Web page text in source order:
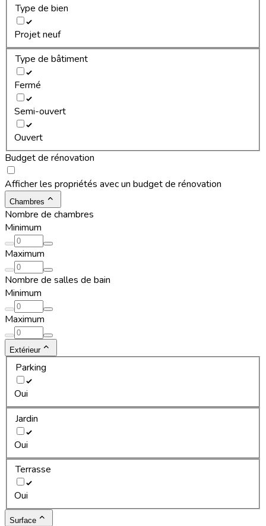
Type de bien
Projet neuf
Type de bâtiment
Fermé
Semi-ouvert
Ouvert
Budget de rénovation
Afficher les propriétés avec un budget de rénovation
Chambres
Nombre de chambres
Minimum
Maximum
Nombre de salles de bain
Minimum
Maximum
Extérieur
Parking
Oui
Jardin
Oui
Terrasse
Oui
Surface